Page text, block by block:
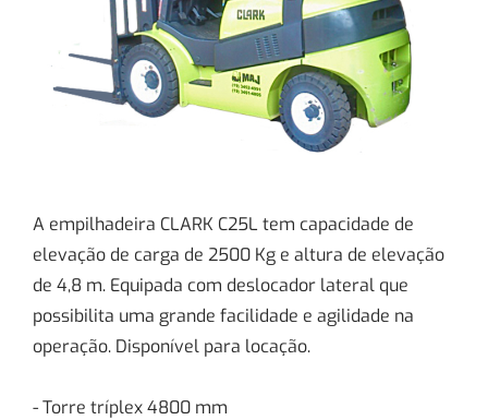
A empilhadeira CLARK C25L tem capacidade de
elevação de carga de 2500 Kg e altura de elevação
de 4,8 m. Equipada com deslocador lateral que
possibilita uma grande facilidade e agilidade na
operação. Disponível para locação.
- Torre tríplex 4800 mm